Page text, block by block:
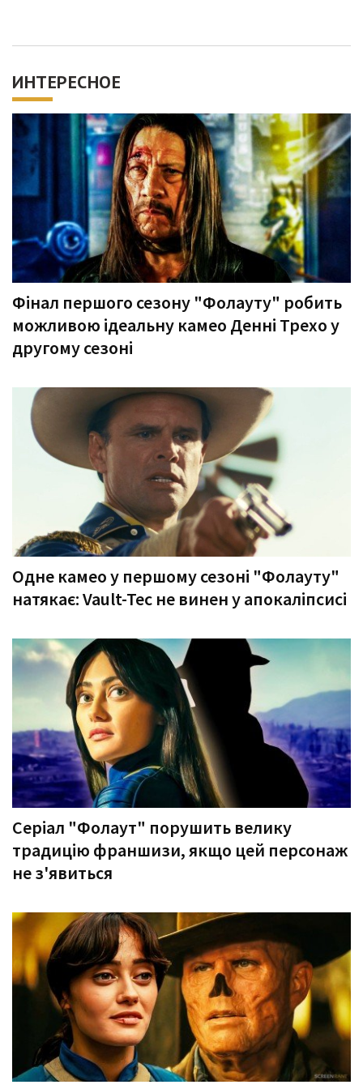
ИНТЕРЕСНОЕ
Фінал першого сезону "Фолауту" робить
можливою ідеальну камео Денні Трехо у
другому сезоні
Одне камео у першому сезоні "Фолауту"
натякає: Vault-Tec не винен у апокаліпсисі
Серіал "Фолаут" порушить велику
традицію франшизи, якщо цей персонаж
не з'явиться